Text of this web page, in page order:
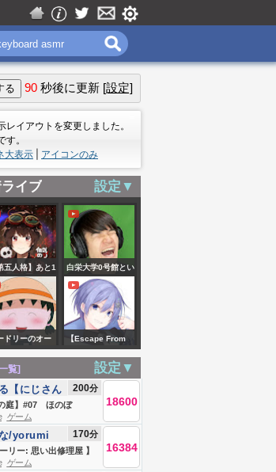
90 秒後に更新 [設定]
イアウトを変更しました。
。
大表示 アイコンのみ
イブ 設定▼
五人格】あと1
300万と30万
ファイア両方
まで終われま
！！8周目
白栄大学0号館とい
うホラゲーを深夜
にする【公開収
録】
ドリーのオー
イトニッポン
林正恭/春日俊彰)
年08月08日
【Escape From
Tarkov】おかえり
YB lv34~【白雪レ
イド 八雲べに】
覧] 設定▼
庭】#07 ほのぼ
ーライフ生活
！！！【にじさんじ/鈴
【にじさん
200分
18600
ゲーム
リー: 思い出修理屋 】
デバイス修理はじめま
/yorumi
じさんじ所
170分
16384
ゲーム